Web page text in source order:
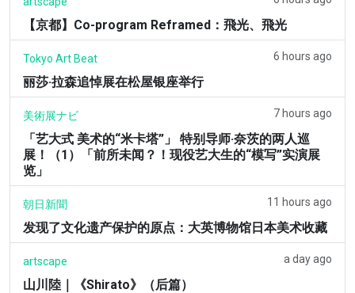
【京都】Co-program Reframed：飛光、飛光
Tokyo Art Beat 6 hours ago
丽莎·拉森追悼展在松屋银座举行
美術展ナビ 7 hours ago
「艺大式 美术的“米卡塔”」 特别导师·奈茨的两人巡
展！（1）「前所未闻？！现役艺大生的“模写”实演展
览」
朝日新聞 11 hours ago
发现了文化遗产保护的原点：大英博物馆日本美术收藏
artscape a day ago
山川陸｜《Shirato》（后篇）